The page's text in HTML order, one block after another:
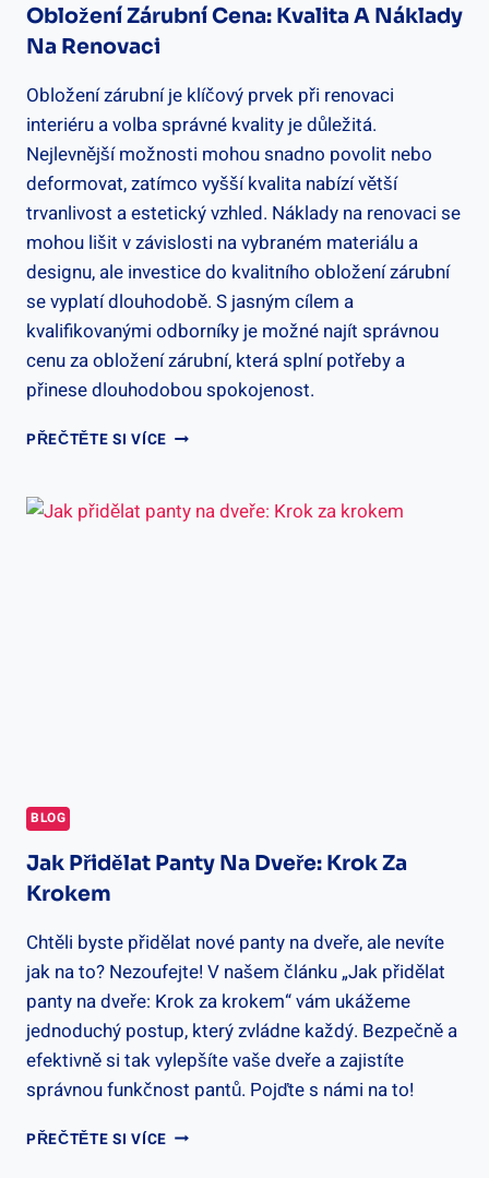
Obložení Zárubní Cena: Kvalita A Náklady
Na Renovaci
Obložení zárubní je klíčový prvek při renovaci
interiéru a volba správné kvality je důležitá.
Nejlevnější možnosti mohou snadno povolit nebo
deformovat, zatímco vyšší kvalita nabízí větší
trvanlivost a estetický vzhled. Náklady na renovaci se
mohou lišit v závislosti na vybraném materiálu a
designu, ale investice do kvalitního obložení zárubní
se vyplatí dlouhodobě. S jasným cílem a
kvalifikovanými odborníky je možné najít správnou
cenu za obložení zárubní, která splní potřeby a
přinese dlouhodobou spokojenost.
PŘEČTĚTE SI VÍCEOBLOŽENÍ
KVALITA
A
BLOG
Jak Přidělat Panty Na Dveře: Krok Za
Krokem
Chtěli byste přidělat nové panty na dveře, ale nevíte
jak na to? Nezoufejte! V našem článku „Jak přidělat
panty na dveře: Krok za krokem“ vám ukážeme
jednoduchý postup, který zvládne každý. Bezpečně a
efektivně si tak vylepšíte vaše dveře a zajistíte
správnou funkčnost pantů. Pojďte s námi na to!
PŘEČTĚTE SI VÍCEJAK